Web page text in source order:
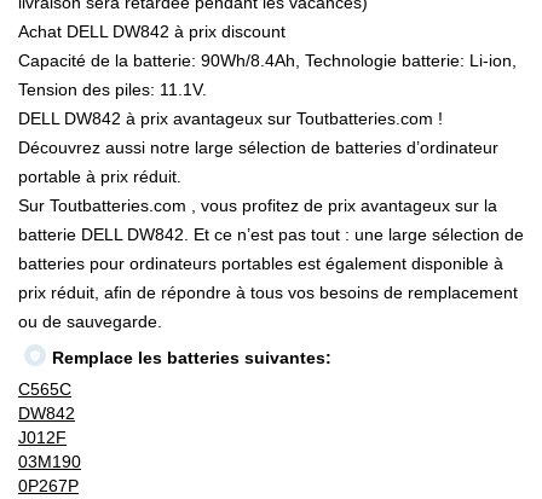
Achat DELL DW842 à prix discount
Capacité de la batterie: 90Wh/8.4Ah, Technologie batterie: Li-ion,
Tension des piles: 11.1V.
DELL DW842 à prix avantageux sur Toutbatteries.com !
Découvrez aussi notre large sélection de batteries d’ordinateur
portable à prix réduit.
Sur Toutbatteries.com , vous profitez de prix avantageux sur la
batterie DELL DW842. Et ce n’est pas tout : une large sélection de
batteries pour ordinateurs portables est également disponible à
prix réduit, afin de répondre à tous vos besoins de remplacement
ou de sauvegarde.
Remplace les batteries suivantes:
C565C
DW842
J012F
03M190
0P267P